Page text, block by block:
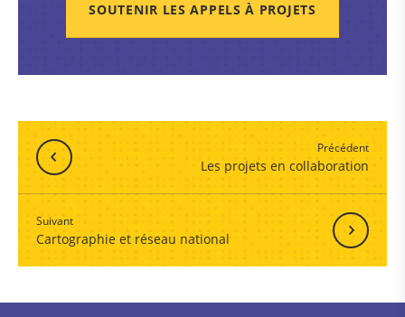
SOUTENIR LES APPELS À PROJETS
Précédent
Les projets en collaboration
Suivant
Cartographie et réseau national